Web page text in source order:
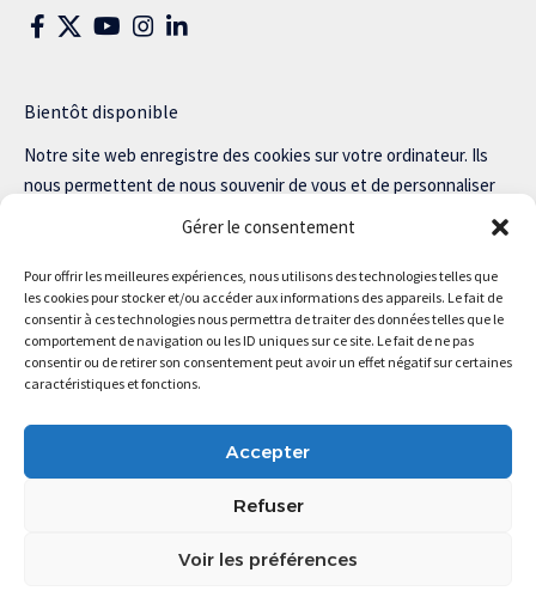
Gérer le consentement
Pour offrir les meilleures expériences, nous utilisons des technologies telles que
les cookies pour stocker et/ou accéder aux informations des appareils. Le fait de
consentir à ces technologies nous permettra de traiter des données telles que le
comportement de navigation ou les ID uniques sur ce site. Le fait de ne pas
consentir ou de retirer son consentement peut avoir un effet négatif sur certaines
caractéristiques et fonctions.
Accepter
Refuser
Voir les préférences
Bientôt disponible
Notre site web enregistre des cookies sur votre ordinateur. Ils
nous permettent de nous souvenir de vous et de personnaliser
votre expérience sur notre site.
Magstartup.com © 2025 Tous droits réservés.